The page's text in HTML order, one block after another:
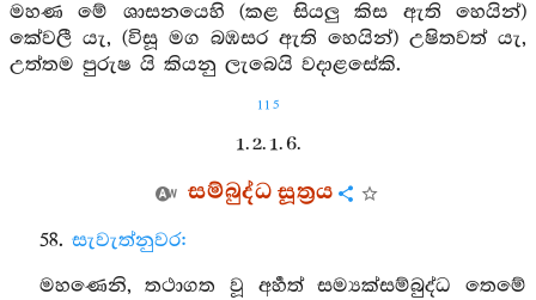
මහණ මේ ශාසනයෙහි (කළ සියලු කිස ඇති හෙයින්)
කේවලී යැ, (විසූ මග බඹසර ඇති හෙයින්) උෂිතවත් යැ,
උත්තම පුරුෂ යි කියනු ලැබෙයි වදාළසේකි.
115
1. 2. 1. 6.
සම්බුද්ධ සූත්‍රය
58. සැවැත්නුවර:
මහණෙනි, තථාගත වූ අර්‍හත් සම්‍යක්සම්බුද්ධ තෙමේ